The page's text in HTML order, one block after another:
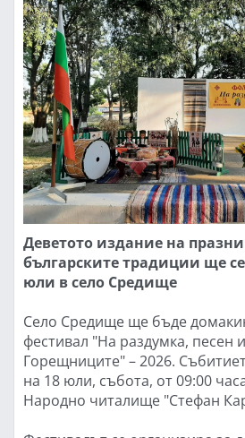
Деветото издание на
българските традиции ще
юли в село Средище
Село Средище ще бъде
фестивал "На раздумка, песен
Горещниците" – 2026.
на 18 юли, събота, от 09:00
Народно читалище "Стефан